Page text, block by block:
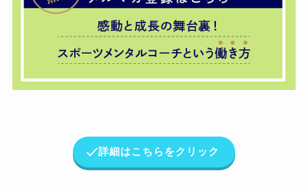
詳細はこちらをクリック